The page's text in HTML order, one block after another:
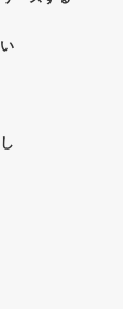
】電源を入れて
】修復モードか
】その他の起動
】操作中の動作
】パソコンから
】パソコン本体
】異音や熱に関
】水没してパソ
】起動しないPC
】ログインでき
】特定のプログ
】ウィルスによ
】事例紹介